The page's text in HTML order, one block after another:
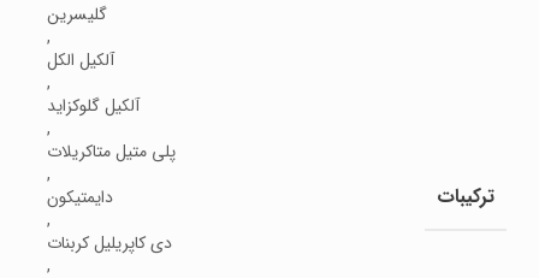
ترکیبات
گلیسرین
,
آلکیل الکل
,
آلکیل گلوکزاید
,
پلی متیل متاکریلات
,
دایمتیکون
,
دی کاپریلیل کربنات
,